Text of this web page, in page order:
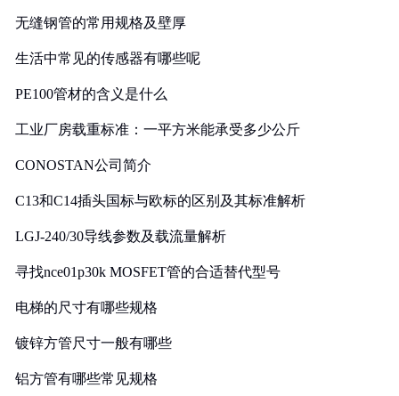
无缝钢管的常用规格及壁厚
生活中常见的传感器有哪些呢
PE100管材的含义是什么
工业厂房载重标准：一平方米能承受多少公斤
CONOSTAN公司简介
C13和C14插头国标与欧标的区别及其标准解析
LGJ-240/30导线参数及载流量解析
寻找nce01p30k MOSFET管的合适替代型号
电梯的尺寸有哪些规格
镀锌方管尺寸一般有哪些
铝方管有哪些常见规格